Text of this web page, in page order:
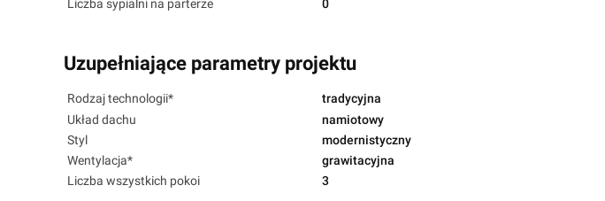
Liczba sypialni na parterze
0
Uzupełniające parametry projektu
Rodzaj technologii* tradycyjna
Układ dachu
namiotowy
Styl
modernistyczny
Wentylacja*
grawitacyjna
Liczba wszystkich pokoi
3